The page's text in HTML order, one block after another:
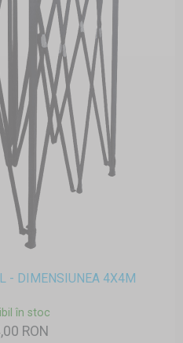
- DIMENSIUNEA 4X4M
în stoc
RON